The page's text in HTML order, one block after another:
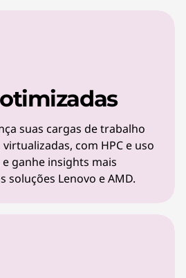
suas cargas de trabalho
com HPC e uso
ganhe insights mais
soluções Lenovo e AMD.